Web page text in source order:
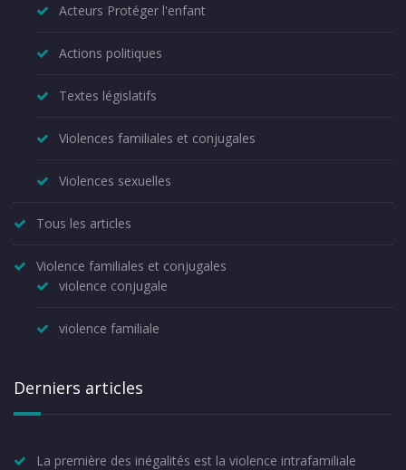
Acteurs Protéger l'enfant
Actions politiques
Textes législatifs
Violences familiales et conjugales
Violences sexuelles
Tous les articles
Violence familiales et conjugales
violence conjugale
violence familiale
Derniers articles
La première des inégalités est la violence intrafamiliale